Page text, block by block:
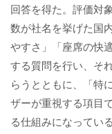
回答を得た。評価対
数が社名を挙げた国
やすさ」「座席の快
する質問を行い、そ
らうとともに、「特
ザーが重視する項目
る仕組みになっている